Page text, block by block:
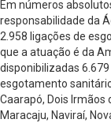
Em números
responsabilidade da
2.958 ligações de
que a atuação é da
disponibilizadas
esgotamento
Caarapó, Dois Irmãos
Maracaju, Naviraí,